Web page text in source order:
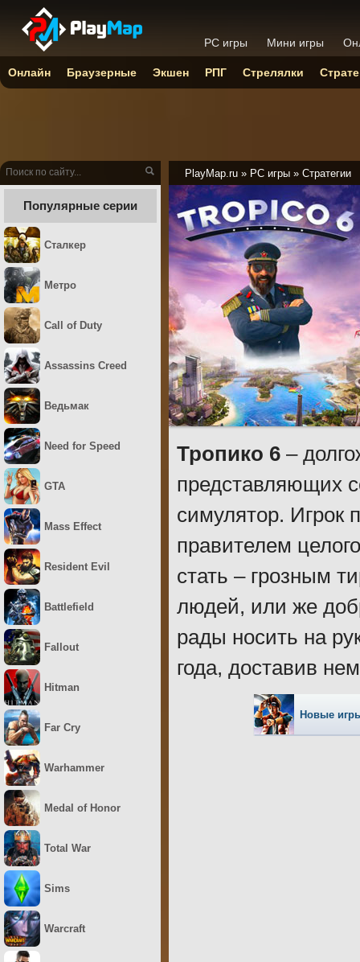
PlayMap.ru » PC игры » Стратегии
Тропико 6 –
представляющих
симулятор. Игрок
правителем
стать – грозным
людей, или же
рады носить на
года, доставив
Новые
Популярные серии
Сталкер
Метро
Call of Duty
Assassins Creed
Ведьмак
Need for Speed
GTA
Mass Effect
Resident Evil
Battlefield
Fallout
Hitman
Far Cry
Warhammer
Medal of Honor
Total War
Sims
Warcraft
PC игры Мини игры
Онлайн Браузерные Экшен РПГ Стрелялки